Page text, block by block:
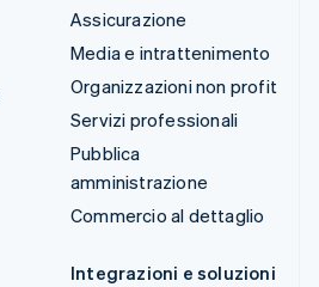
Assicurazione
Media e intrattenimento
Organizzazioni non profit
Servizi professionali
Pubblica
amministrazione
Commercio al dettaglio
Integrazioni e soluzioni